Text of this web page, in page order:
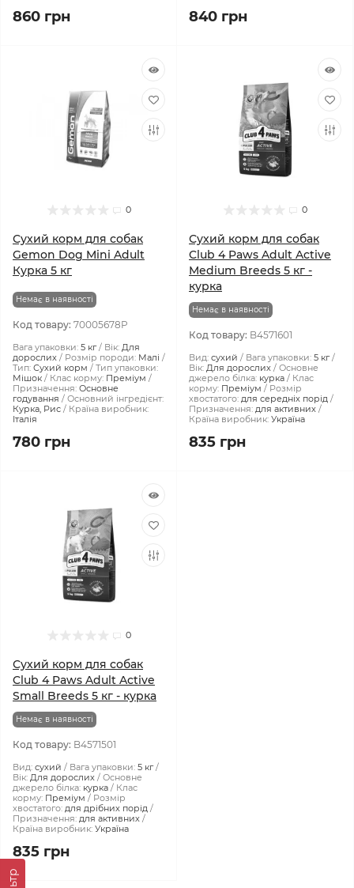
860 грн 840 грн
0
Сухий корм для собак
Gemon Dog Mini Adult
Курка 5 кг
Немає в наявності
Код товару: 70005678P
Вага упаковки: 5 кг Вік: Для
дорослих
Розмір породи: Малі
Тип: Сухий корм
Тип упаковки:
Мішок
Клас корму: Преміум
Призначення: Основне
годування
Основний інгредієнт:
Курка, Рис
Країна виробник:
Італія
780 грн
0
Сухий корм для собак
Club 4 Paws Adult Active
Medium Breeds 5 кг -
курка
Немає в наявності
Код товару: B4571601
Вид: сухий Вага упаковки: 5 кг
Вік: Для дорослих
Основне
джерело білка: курка
Клас
корму: Преміум
Розмір
хвостатого: для середніх порід
Призначення: для активних
Країна виробник: Україна
835 грн
0
Сухий корм для собак
Club 4 Paws Adult Active
Small Breeds 5 кг - курка
Немає в наявності
Код товару: B4571501
Вид: сухий Вага упаковки: 5 кг
Вік: Для дорослих
Основне
джерело білка: курка
Клас
корму: Преміум
Розмір
хвостатого: для дрібних порід
Призначення: для активних
Країна виробник: Україна
835 грн